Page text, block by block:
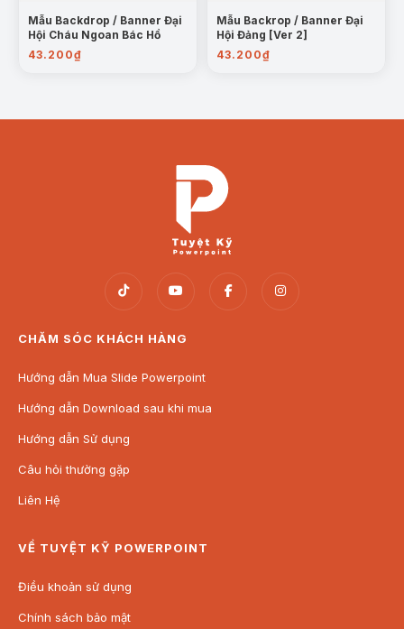
Mẫu Backdrop / Banner Đại
Hội Cháu Ngoan Bác Hồ
43.200₫
Mẫu Backrop / Banner Đại
Hội Đảng [Ver 2]
43.200₫
CHĂM SÓC KHÁCH HÀNG
Hướng dẫn Mua Slide Powerpoint
Hướng dẫn Download sau khi mua
Hướng dẫn Sử dụng
Câu hỏi thường gặp
Liên Hệ
VỀ TUYỆT KỸ POWERPOINT
Điều khoản sử dụng
Chính sách bảo mật